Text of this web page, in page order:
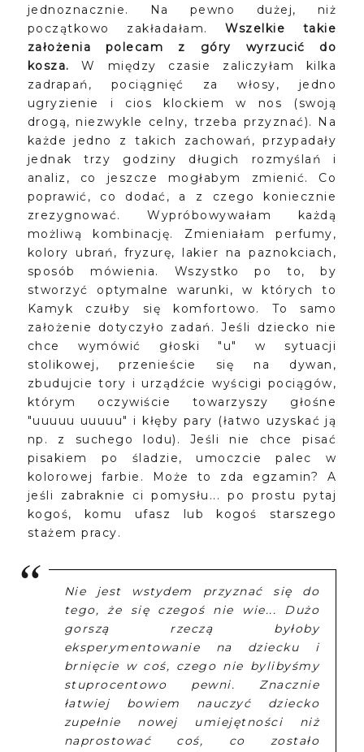
jednoznacznie. Na pewno dużej, niż
początkowo zakładałam.Wszelkie takie
założenia polecam z góry wyrzucić do
kosza. W między czasie zaliczyłam kilka
zadrapań, pociągnięć za włosy, jedno
ugryzienie i cios klockiem w nos (swoją
drogą, niezwykle celny, trzeba przyznać). Na
każde jedno z takich zachowań, przypadały
jednak trzy godziny długich rozmyślań i
analiz, co jeszcze mogłabym zmienić. Co
poprawić, co dodać, a z czego koniecznie
zrezygnować. Wypróbowywałam każdą
możliwą kombinację. Zmieniałam perfumy,
kolory ubrań, fryzurę, lakier na paznokciach,
sposób mówienia. Wszystko po to, by
stworzyć optymalne warunki, w których to
Kamyk czułby się komfortowo. To samo
założenie dotyczyło zadań. Jeśli dziecko nie
chce wymówić głoski "u" w sytuacji
stolikowej, przenieście się na dywan,
zbudujcie tory i urządźcie wyścigi pociągów,
którym oczywiście towarzyszy głośne
"uuuuu uuuuu" i kłęby pary (łatwo uzyskać ją
np. z suchego lodu). Jeśli nie chce pisać
pisakiem po śladzie, umoczcie palec w
kolorowej farbie. Może to zda egzamin? A
jeśli zabraknie ci pomysłu... po prostu pytaj
kogoś, komu ufasz lub kogoś starszego
stażem pracy.
Nie jest wstydem przyznać się do
tego, że się czegoś nie wie... Dużo
gorszą rzeczą byłoby
eksperymentowanie na dziecku i
brnięcie w coś, czego nie bylibyśmy
stuprocentowo pewni. Znacznie
łatwiej bowiem nauczyć dziecko
zupełnie nowej umiejętności niż
naprostować coś, co zostało